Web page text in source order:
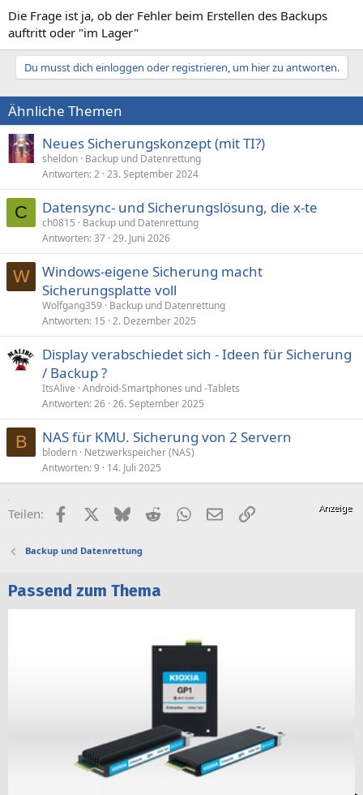
Die Frage ist ja, ob der Fehler beim Erstellen des Backups
auftritt oder "im Lager"
Du musst dich einloggen oder registrieren, um hier zu antworten.
Ähnliche Themen
Neues Sicherungskonzept (mit TI?)
sheldon Backup und Datenrettung
Antworten 2 23. September 2024
C Datensync- und Sicherungslösung, die x-te
ch0815
Backup und Datenrettung
Antworten 37 29. Juni 2026
W
Windows-eigene Sicherung macht
Sicherungsplatte voll
Wolfgang359
Backup und Datenrettung
Antworten 15 2. Dezember 2025
Display verabschiedet sich - Ideen für Sicherung
/ Backup ?
ItsAlive Android-Smartphones und -Tablets
Antworten 26 26. September 2025
B NAS für KMU. Sicherung von 2 Servern
blodern Netzwerkspeicher (NAS)
Antworten 9 14. Juli 2025
Teilen: FacebookX (Twitter)
BlueskyRedditWhatsApp
E-MailLink
Backup und Datenrettung
Passend zum Thema